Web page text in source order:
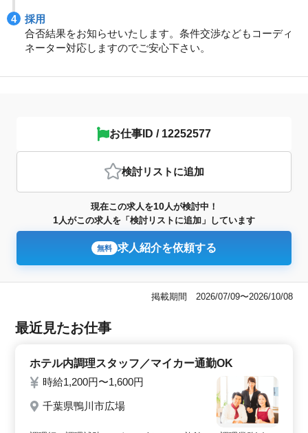
採用
合否結果をお知らせいたします。条件交渉などもコーディ
ネーター対応しますのでご安心下さい。
お仕事ID / 12252577
検討リスト に追加
現在この求人を10人が検討中！
1人がこの求人を「検討リストに追加」しています
無料 求人紹介を依頼する
掲載期間 2026/07/09〜2026/10/08
最近見たお仕事
ホテル内調理スタッフ／マイカー通勤OK
時給1,200円〜1,600円
千葉県鴨川市広場